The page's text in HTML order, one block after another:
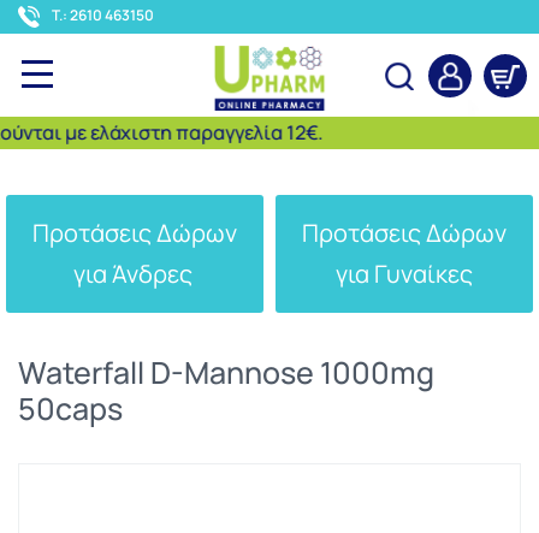
T.: 2610 463150
με ελάχιστη παραγγελία 12€.
Αναζήτηση
Προτάσεις Δώρων
για Άνδρες
Προτάσεις Δώρων
για Γυναίκες
Waterfall D-Mannose 1000mg
50caps